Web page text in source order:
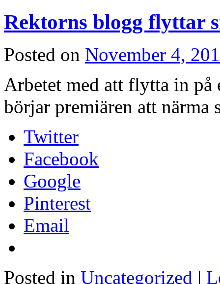
Rektorns blogg flyttar
Posted on November 4,
Arbetet med att flytta in på
börjar premiären att
Twitter
Facebook
Google
Pinterest
Email
Posted in Uncategorized |